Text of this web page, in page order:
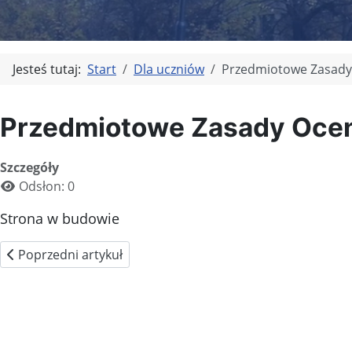
Jesteś tutaj: Start Dla uczniów Przedmiotowe
Przedmiotowe Zasady
Szczegóły
Odsłon: 0
Strona w budowie
Poprzedni artykuł: Edukacja Kulturalna
Poprzedni artykuł